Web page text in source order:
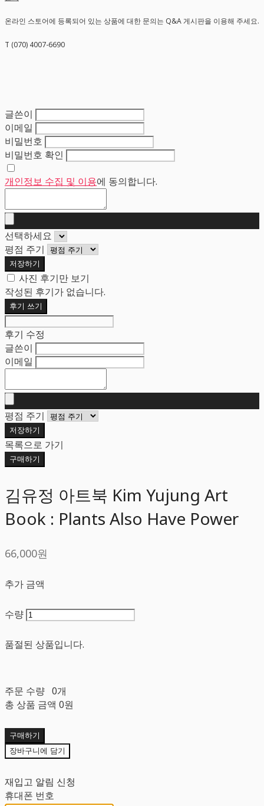
온라인 스토어에 등록되어 있는 상품에 대한 문의는 Q&A 게시판을 이용해 주세요.
T (070) 4007-6690
글쓴이
이메일
비밀번호
비밀번호 확인
개인정보 수집 및 이용에 동의합니다.
선택하세요
평점 주기
저장하기
사진 후기만 보기
작성된 후기가 없습니다.
후기 쓰기
후기 수정
글쓴이
이메일
평점 주기
저장하기
목록으로 가기
구매하기
김유정 아트북 Kim Yujung Art
Book : Plants Also Have Power
66,000원
추가 금액
수량
품절된 상품입니다.
주문 수량 0개
총 상품 금액 0원
구매하기
장바구니에 담기
재입고 알림 신청
휴대폰 번호